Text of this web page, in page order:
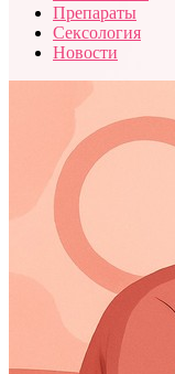
Препараты
Сексология
Новости